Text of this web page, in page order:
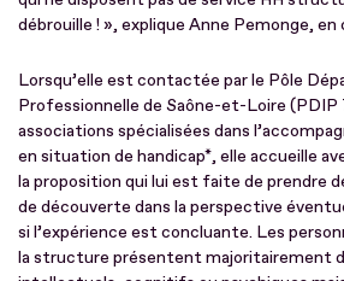
débrouille ! », explique Anne Pemonge, en
Lorsqu’elle est contactée par le Pôle
Professionnelle de Saône-et-Loire (PDIP
associations spécialisées dans
en situation de handicap*, elle accueille
la proposition qui lui est faite de prendre
de découverte dans la perspective
si l’expérience est concluante. Les
la structure présentent majoritairement